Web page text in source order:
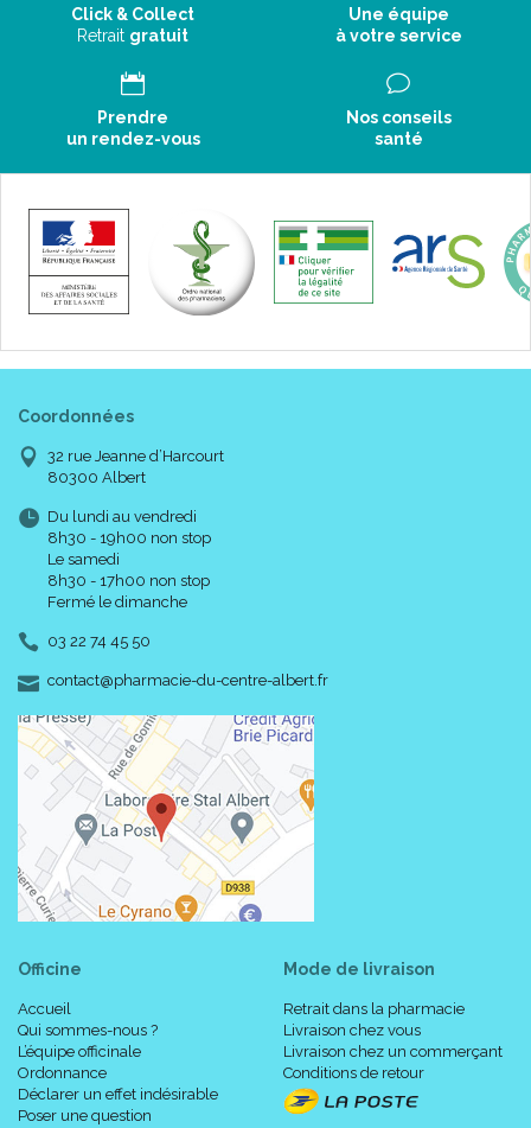
Click & Collect
Retrait gratuit
Une équipe
à votre service
Prendre
un rendez-vous
Nos conseils
santé
Coordonnées
32 rue Jeanne d’Harcourt
80300 Albert
Du lundi au vendredi
8h30 - 19h00 non stop
Le samedi
8h30 - 17h00 non stop
Fermé le dimanche
03 22 74 45 50
contact-
@-
pharmacie-du-centre-albert.fr
Officine
Accueil
Qui sommes-nous ?
L’équipe officinale
Ordonnance
Déclarer un effet indésirable
Poser une question
Mode de livraison
Retrait dans la pharmacie
Livraison chez vous
Livraison chez un commerçant
Conditions de retour